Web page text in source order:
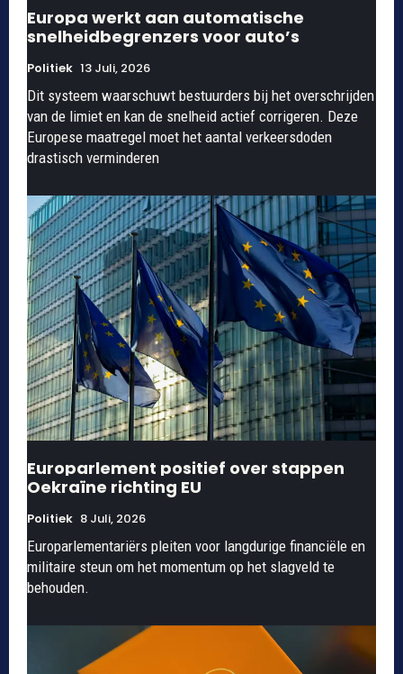
Europa werkt aan automatische
snelheidbegrenzers voor auto’s
Politiek 13 Juli, 2026
Dit systeem waarschuwt bestuurders bij het overschrijden
van de limiet en kan de snelheid actief corrigeren. Deze
Europese maatregel moet het aantal verkeersdoden
drastisch verminderen
Europarlement positief over stappen
Oekraïne richting EU
Politiek 8 Juli, 2026
Europarlementariërs pleiten voor langdurige financiële en
militaire steun om het momentum op het slagveld te
behouden.